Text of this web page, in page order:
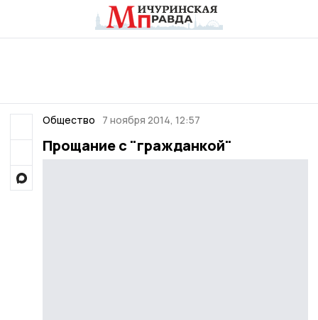
Общество 7 ноября 2014, 12:57
Прощание с "гражданкой"